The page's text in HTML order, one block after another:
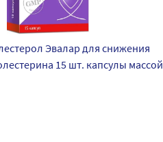
Эвалар для снижения
15 шт. капсулы массой